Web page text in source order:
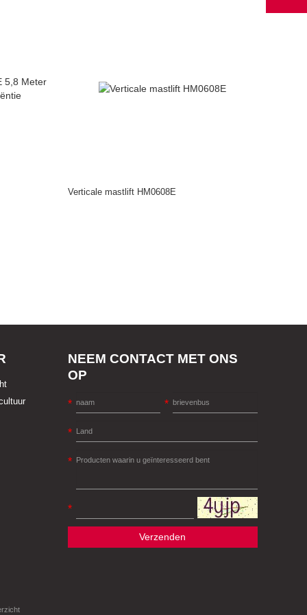
Verticale mastlift HM0608E
NEEM CONTACT MET ONS
OP
Verzenden